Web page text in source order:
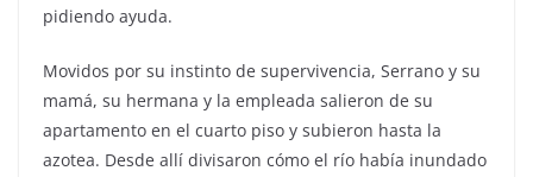
pidiendo ayuda.
Movidos por su instinto de supervivencia, Serrano y su
mamá, su hermana y la empleada salieron de su
apartamento en el cuarto piso y subieron hasta la
azotea. Desde allí divisaron cómo el río había inundado